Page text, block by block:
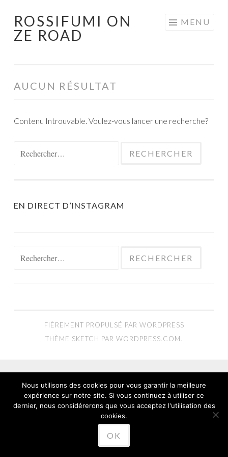
Aller
au
ROSSIFUMI ON
ZE ROAD
MENU
AUCUN RÉSULTAT
Contenu Introuvable. Voulez-vous lancer une recherche?
EN DIRECT D’INSTAGRAM
FIÈREMENT PROPULSÉ PAR WORDPRESS
THÈME SKETCH PAR WORDPRESS.COM
Nous utilisons des cookies pour vous garantir la meilleure
expérience sur notre site. Si vous continuez à utiliser ce
dernier, nous considérerons que vous acceptez l'utilisation des
cookies.
OK